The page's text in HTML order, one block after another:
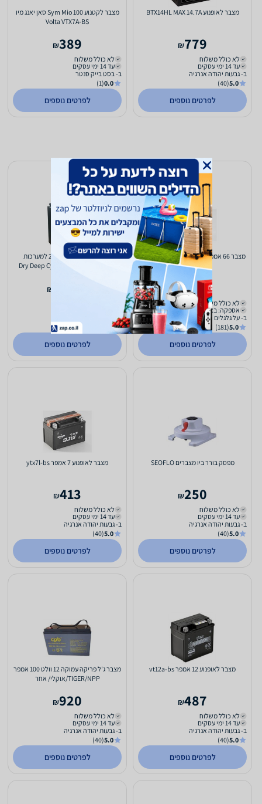
מצבר לאופנוע BTX14HL MAX 14.7A
779
₪
לא כולל משלוח
עד 14 ימי עסקים
ב- גבעות יהודה אנרגיה
5.0
(40)
לפרטים נוספים
מצבר לקטנוע Sym Mio 100 סאן יאנג מיו
Volta VTX7A-BS
389
₪
לא כולל משלוח
עד 14 ימי עסקים
ב- בסט בייק סנטר
0.0
(1)
לפרטים נוספים
מצבר 66 אמפר לרכב - שנפ - שנה אחריות
699
₪
לא כולל משלוח
אספקה: באתר
ב- על גלגלים
5.0
(181)
לפרטים נוספים
מצבר פריקה עמוקה 24V למערכות
סולאריות 500 אמפר Dry Deep Cycle
₪
ב- סולן
1.0
לפרטים נוספים
מפסק בורר ביו מצברים SEOFLO
250
₪
לא כולל משלוח
עד 14 ימי עסקים
ב- גבעות יהודה אנרגיה
5.0
(40)
לפרטים נוספים
מצבר לאופנוע 7 אמפר ytx7l-bs
413
₪
לא כולל משלוח
עד 14 ימי עסקים
ב- גבעות יהודה אנרגיה
5.0
(40)
לפרטים נוספים
מצבר לאופנוע 12 אמפר vt12a-bs
487
₪
לא כולל משלוח
עד 14 ימי עסקים
ב- גבעות יהודה אנרגיה
5.0
(40)
לפרטים נוספים
מצבר ג'ל פריקה עמוקה 12 וולט 100 אמפר
TIGER/NPP/אוקלי/ אחר
920
₪
לא כולל משלוח
עד 14 ימי עסקים
ב- גבעות יהודה אנרגיה
5.0
(40)
לפרטים נוספים